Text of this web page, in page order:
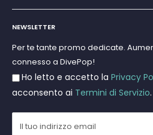
Marchi
Subacquea
Apnea e Spearfishing
Gift Cards
Cerca
Termini e Condizioni
Privacy Policy
Resi e Rimborsi
Spedizioni
NEWSLETTER
Per te tante promo dedicate.
connesso a DivePop!
Ho letto e accetto la Privacy
acconsento ai Termini di Servizio.
Il tuo indirizzo email